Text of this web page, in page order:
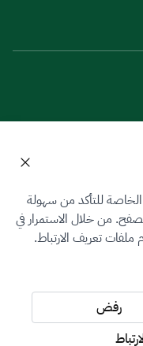
للتأكد من سهولة
من خلال الاستمرار في
تعريف الارتباط.
رفض